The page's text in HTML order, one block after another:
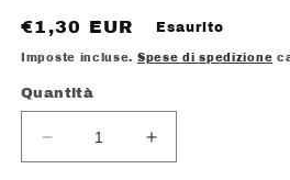
Prezzo
di
€1,30 EUR Esaurito
Imposte incluse. Spese di spedizione
Quantità
Diminuisci
quantità
Aumenta
quantità